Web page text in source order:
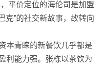
平价定位的海伦司是加盟
克”的社交新故事，故转向
本青睐的新餐饮几乎都是
利能力强。张栋以茶饮为